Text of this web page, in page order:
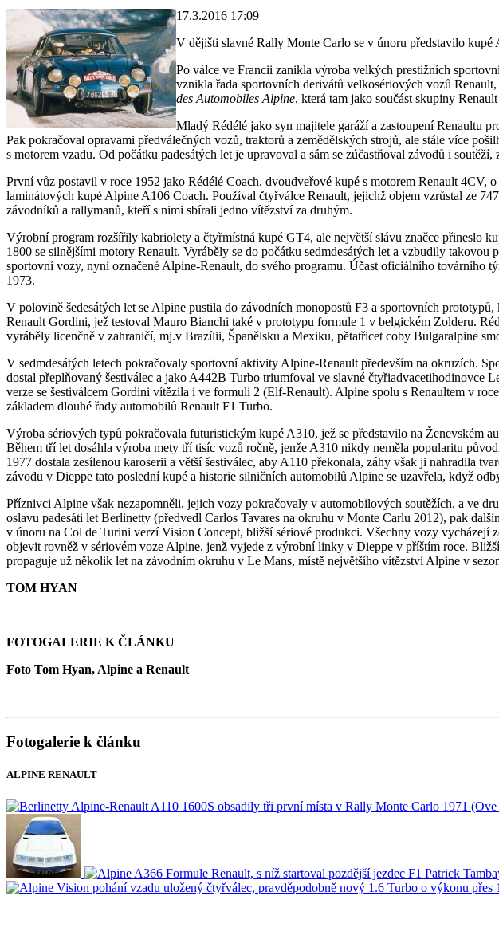
17.3.2016 17:09
V dějišti slavné Rally Monte Carlo se v únoru představilo
Po válce ve Francii zanikla výroba velkých prestižních
vznikla řada sportovních derivátů velkosériových vozů
des Automobiles Alpine, která tam jako součást skupiny
Mladý Rédélé jako syn majitele garáží a zastoupení Renaultu
Pak pokračoval opravami předválečných vozů, traktorů a zemědělských strojů, ale stále více
s motorem vzadu. Od počátku padesátých let je upravoval a sám se zúčastňoval závodů i
První vůz postavil v roce 1952 jako Rédélé Coach, dvoudveřové kupé s motorem Renault
laminátových kupé Alpine A106 Coach. Používal čtyřválce Renault, jejichž objem vzrůstal ze
závodníků a rallymanů, kteří s nimi sbírali jedno vítězství za druhým.
Výrobní program rozšířily kabriolety a čtyřmístná kupé GT4, ale největší slávu značce přineslo
1800 se silnějšími motory Renault. Vyráběly se do počátku sedmdesátých let a vzbudily
sportovní vozy, nyní označené Alpine-Renault, do svého programu. Účast oficiálního
1973.
V polovině šedesátých let se Alpine pustila do závodních monopostů F3 a sportovních
Renault Gordini, jež testoval Mauro Bianchi také v prototypu formule 1 v belgickém Zolderu.
vyráběly licenčně v zahraničí, mj.v Brazílii, Španělsku a Mexiku, pětatřicet coby Bulgaralpine
V sedmdesátých letech pokračovaly sportovní aktivity Alpine-Renault především na okruzích.
dostal přeplňovaný šestiválec a jako A442B Turbo triumfoval ve slavné čtyřiadvacetihodinovce
verze se šestiválcem Gordini vítězila i ve formuli 2 (Elf-Renault). Alpine spolu s Renaultem v
základem dlouhé řady automobilů Renault F1 Turbo.
Výroba sériových typů pokračovala futuristickým kupé A310, jež se představilo na Ženevském
Během tří let dosáhla výroba mety tří tisíc vozů ročně, jenže A310 nikdy neměla popularitu
1977 dostala zesílenou karoserii a větší šestiválec, aby A110 překonala, záhy však ji nahradila
závodu v Dieppe tato poslední kupé a historie silničních automobilů Alpine se uzavřela, když
Příznivci Alpine však nezapomněli, jejich vozy pokračovaly v automobilových soutěžích, a ve
oslavu padesáti let Berlinetty (předvedl Carlos Tavares na okruhu v Monte Carlu 2012), pak
v únoru na Col de Turini verzí Vision Concept, bližší sériové produkci. Všechny vozy vycházejí
objevit rovněž v sériovém voze Alpine, jenž vyjede z výrobní linky v Dieppe v příštím roce.
propaguje už několik let na závodním okruhu v Le Mans, místě největšího vítězství Alpine v
TOM HYAN
FOTOGALERIE K ČLÁNKU
Foto Tom Hyan, Alpine a Renault
Fotogalerie k článku
ALPINE RENAULT